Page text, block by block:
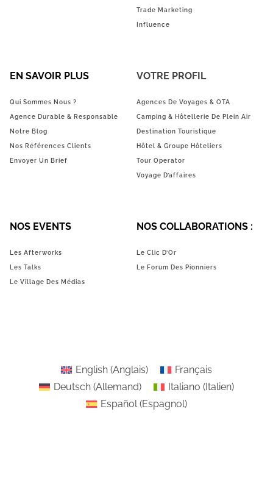
Trade Marketing
Influence
EN SAVOIR PLUS
Qui Sommes Nous ?
Agence Durable & Responsable
Notre Blog
Nos Références Clients
Envoyer Un Brief
VOTRE PROFIL
Agences De Voyages & OTA
Camping & Hôtellerie De Plein Air
Destination Touristique
Hôtel & Groupe Hôteliers
Tour Operator
Voyage D’affaires
NOS EVENTS
Les Afterworks
Les Talks
Le Village Des Médias
NOS COLLABORATIONS :
Le Clic D’Or
Le Forum Des Pionniers
English (Anglais)
Français
Deutsch (Allemand) Italiano (Italien)
Español(Espagnol)